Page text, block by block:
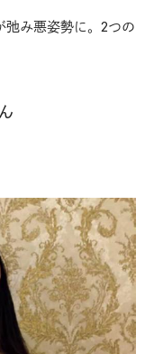
弛み悪姿勢に。2つの